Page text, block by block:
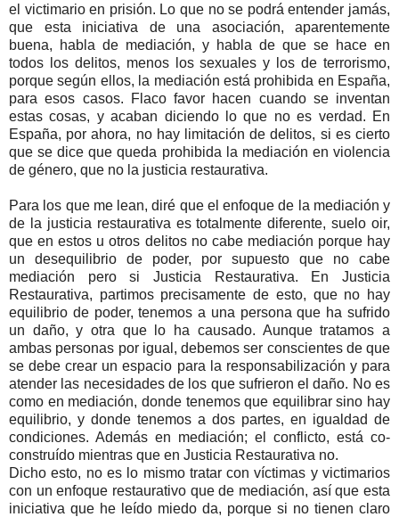
el victimario en prisión. Lo que no se podrá entender jamás,
que esta iniciativa de una asociación, aparentemente
buena, habla de mediación, y habla de que se hace en
todos los delitos, menos los sexuales y los de terrorismo,
porque según ellos, la mediación está prohibida en España,
para esos casos. Flaco favor hacen cuando se inventan
estas cosas, y acaban diciendo lo que no es verdad. En
España, por ahora, no hay limitación de delitos, si es cierto
que se dice que queda prohibida la mediación en violencia
de género, que no la justicia restaurativa.
Para los que me lean, diré que el enfoque de la mediación y
de la justicia restaurativa es totalmente diferente, suelo oir,
que en estos u otros delitos no cabe mediación porque hay
un desequilibrio de poder, por supuesto que no cabe
mediación pero si Justicia Restaurativa. En Justicia
Restaurativa, partimos precisamente de esto, que no hay
equilibrio de poder, tenemos a una persona que ha sufrido
un daño, y otra que lo ha causado. Aunque tratamos a
ambas personas por igual, debemos ser conscientes de que
se debe crear un espacio para la responsabilización y para
atender las necesidades de los que sufrieron el daño. No es
como en mediación, donde tenemos que equilibrar sino hay
equilibrio, y donde tenemos a dos partes, en igualdad de
condiciones. Además en mediación; el conflicto, está co-
construído mientras que en Justicia Restaurativa no.
Dicho esto, no es lo mismo tratar con víctimas y victimarios
con un enfoque restaurativo que de mediación, así que esta
iniciativa que he leído miedo da, porque si no tienen claro